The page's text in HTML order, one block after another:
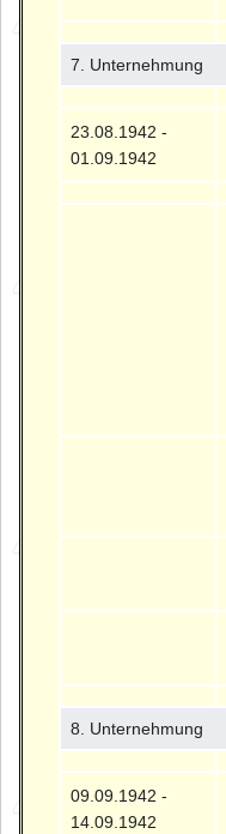
7. Unternehmung
23.08.1942 -
01.09.1942
8. Unternehmung
09.09.1942 -
14.09.1942